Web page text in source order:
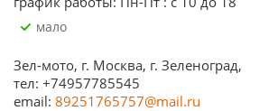
Мало
Зел-мото, г. Москва, г. Зеленоград,
тел: +74957785545
email: 89251765757@mail.ru